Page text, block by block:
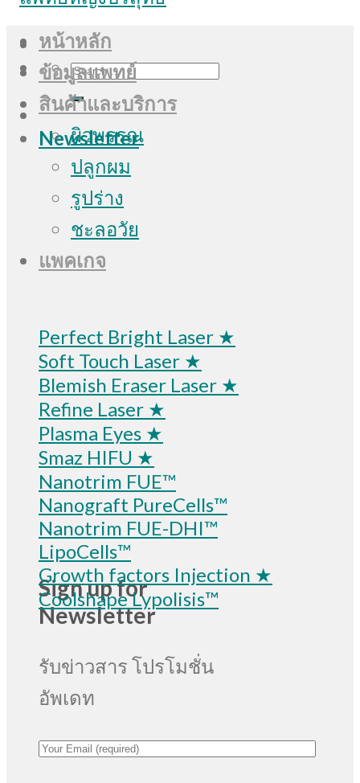
Search
for:
Newsletter
Sign up for
Newsletter
รับข่าวสาร โปรโมชั่น
อัพเดท
หน้าหลัก
ข้อมูลแพทย์
สินค้าและบริการ
ผิวพรรณ
ปลูกผม
รูปร่าง
ชะลอวัย
แพคเกจ
Perfect Bright Laser ★
Soft Touch Laser ★
Blemish Eraser Laser ★
Refine Laser ★
Plasma Eyes ★
Smaz HIFU ★
Nanotrim FUE™
Nanograft PureCells™
Nanotrim FUE-DHI™
LipoCells™
Growth factors Injection ★
Coolshape Lypolisis™